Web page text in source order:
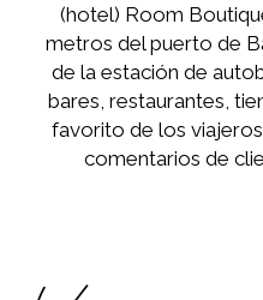
(hotel) Room
metros del puerto de
de la estación de
bares, restaurantes,
favorito de los
comentarios de